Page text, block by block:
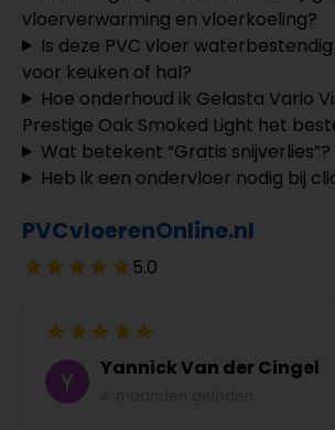
vloerverwarming en vloerkoeling?
Is deze PVC vloer
voor keuken of hal?
Hoe onderhoud ik Gelasta Vario
Prestige Oak Smoked Light het
Wat betekent “Gratis snijverlies”?
Heb ik een ondervloer nodig bij
PVCvloerenOnline.nl
5.0
Yannick Van der Cingel